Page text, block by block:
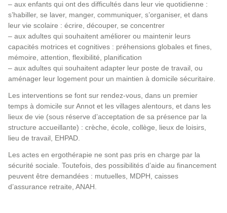
– aux enfants qui ont des difficultés dans leur vie quotidienne :
s’habiller, se laver, manger, communiquer, s’organiser, et dans
leur vie scolaire : écrire, découper, se concentrer
– aux adultes qui souhaitent améliorer ou maintenir leurs
capacités motrices et cognitives : préhensions globales et fines,
mémoire, attention, flexibilité, planification
– aux adultes qui souhaitent adapter leur poste de travail, ou
aménager leur logement pour un maintien à domicile sécuritaire.
Les interventions se font sur rendez-vous, dans un premier
temps à domicile sur Annot et les villages alentours, et dans les
lieux de vie (sous réserve d’acceptation de sa présence par la
structure accueillante) : crèche, école, collège, lieux de loisirs,
lieu de travail, EHPAD.
Les actes en ergothérapie ne sont pas pris en charge par la
sécurité sociale. Toutefois, des possibilités d’aide au financement
peuvent être demandées : mutuelles, MDPH, caisses
d’assurance retraite, ANAH.